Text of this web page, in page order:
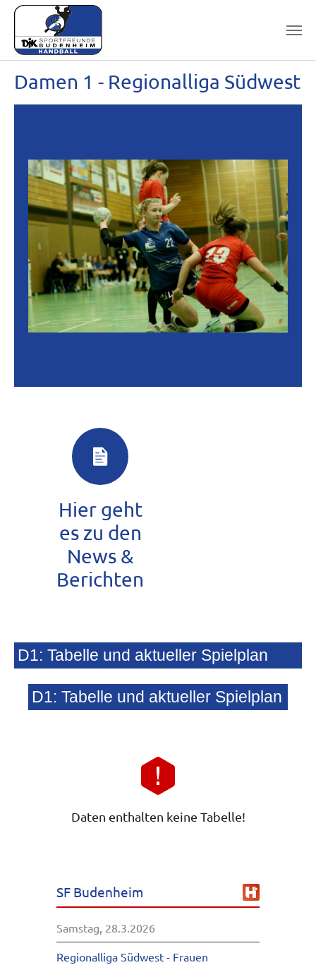
Damen 1 - Regionalliga Südwest
Hier geht
es zu den
News &
Berichten
D1: Tabelle und aktueller Spielplan
D1: Tabelle und aktueller Spielplan
Daten enthalten keine Tabelle!
SF Budenheim
Samstag, 28.3.2026
Regionalliga Südwest - Frauen